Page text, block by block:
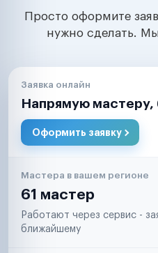
Просто оформите
нужно сделать.
Заявка онлайн
Напрямую мастеру,
Оформить заявку
Мастера в вашем регионе
61 мастер
Работают через сервис -
ближайшему